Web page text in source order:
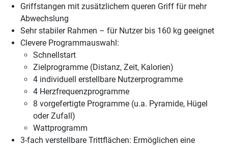
Griffstangen mit zusätzlichem queren Griff für mehr
Abwechslung
Sehr stabiler Rahmen – für Nutzer bis 160 kg geeignet
Clevere Programmauswahl:
Schnellstart
Zielprogramme (Distanz, Zeit, Kalorien)
4 individuell erstellbare Nutzerprogramme
4 Herzfrequenzprogramme
8 vorgefertigte Programme (u.a. Pyramide, Hügel
oder Zufall)
Wattprogramm
3-fach verstellbare Trittflächen: Ermöglichen eine